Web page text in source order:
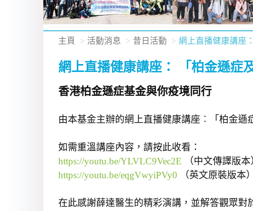
主頁 活動消息 昔日活動 網上直播健康講座
網上直播健康講座： 「柏金遜症
香港柏金遜症基金與你疫境同行
由本基金主辦的網上直播健康講座︰「柏金遜
如需重溫講座內容，請按此收看：
https://youtu.be/YLVLC9Vec2E
（中文傳譯版本
https://youtu.be/eqgVwyiPVy0 （英文原裝版本）
在此感謝薛達醫生的精彩演講，並解答觀眾